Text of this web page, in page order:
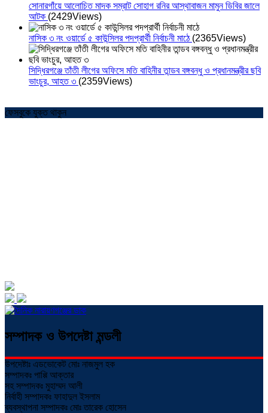
সোনারগাঁয়ে আলোচিত মাদক সম্রাট সোহাগ রনির আস্থাবাজন মামুন ডিবির জালে
আটক (2429Views)
নাসিক ৩ নং ওয়ার্ডে ৫ কাউন্সিলর পদপ্রার্থী নির্বাচনী মাঠে (2365Views)
সিদ্ধিরগঞ্জে তাঁতী লীগের অফিসে মতি বাহিনীর তান্ডব বঙ্গবন্ধু ও প্রধানমন্ত্রীর ছবি
ভাংচুর, আহত ৩ (2359Views)
ফেসবুকে যুক্ত থাকুন
সম্পাদক ও উপদেষ্টা মন্ডলী
উপদেষ্টাঃ এডভোকেট মোঃ নাজমুল হক
সম্পাদকঃ পাপ্পি আক্তার
সহ সম্পাদকঃ মুহাম্মদ আলী
নির্বাহী সম্পাদকঃ ফাহাদুল ইসলাম
ব্যবস্থাপনা সম্পাদকঃ মোঃ তারেক হোসেন